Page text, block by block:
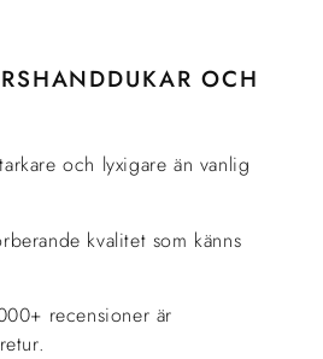
OCH
och lyxigare än vanlig
kvalitet som känns
recensioner är